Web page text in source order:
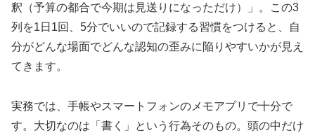
釈（予算の都合で今期は見送りになっただけ）」。この3
列を1日1回、5分でいいので記録する習慣をつけると、自
分がどんな場面でどんな認知の歪みに陥りやすいかが見え
てきます。
実務では、手帳やスマートフォンのメモアプリで十分で
す。大切なのは「書く」という行為そのもの。頭の中だけ